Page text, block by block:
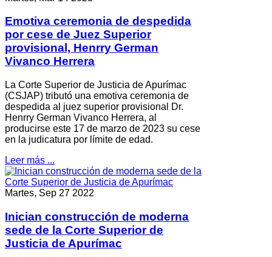
Emotiva ceremonia de despedida
por cese de Juez Superior
provisional, Henrry German
Vivanco Herrera
La Corte Superior de Justicia de Apurímac
(CSJAP) tributó una emotiva ceremonia de
despedida al juez superior provisional Dr.
Henrry German Vivanco Herrera, al
producirse este 17 de marzo de 2023 su cese
en la judicatura por límite de edad.
Leer más ...
Martes, Sep 27 2022
Inician construcción de moderna
sede de la Corte Superior de
Justicia de Apurímac